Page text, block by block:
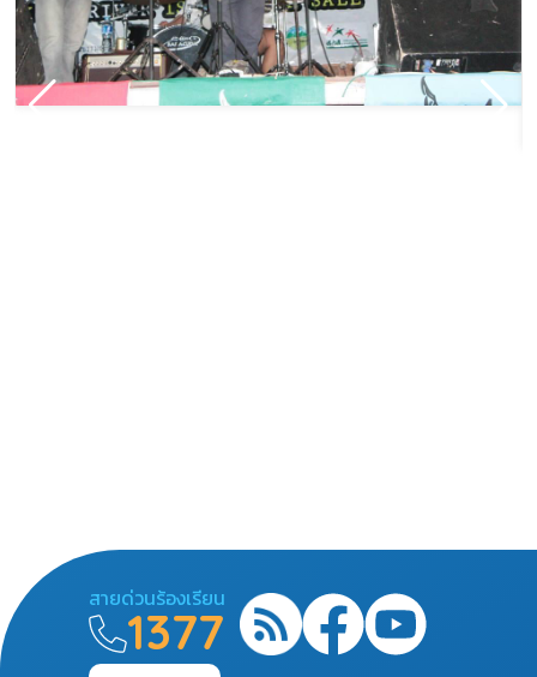
สายด่วนร้องเรียน
1377